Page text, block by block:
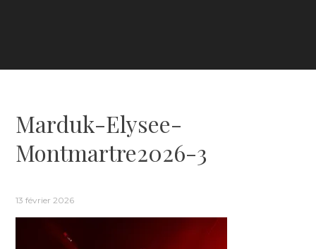
Marduk-Elysee-
Montmartre2026-3
13 février 2026